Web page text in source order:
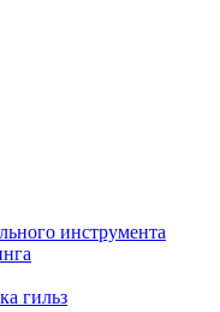
инструмента
гильз